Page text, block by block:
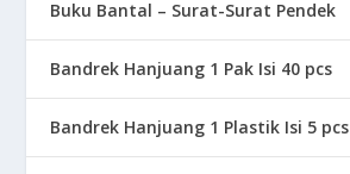
Buku Bantal – Surat-Surat Pendek
Bandrek Hanjuang 1 Pak Isi 40 pcs
Bandrek Hanjuang 1 Plastik Isi 5 pcs